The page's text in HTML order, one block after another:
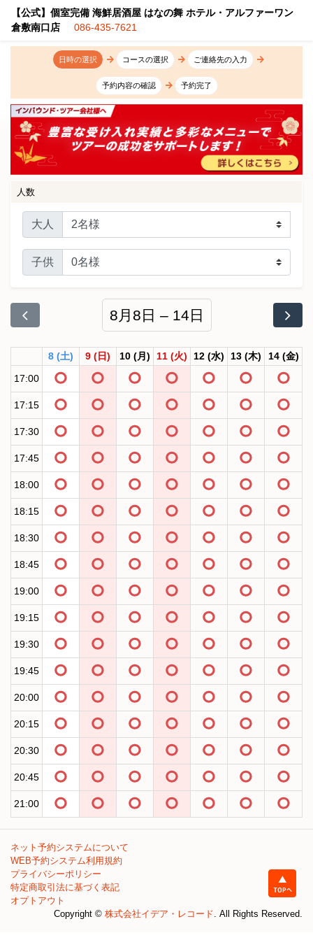
【公式】個室完備 海鮮居酒屋 はなの舞 ホテル・アルファーワン
倉敷南口店
086-435-7621
日時の選択 コースの選択 ご連絡先の入力
予約内容の確認 予約完了
人数
大人
子供
8月8日 – 14日
8 (土) 9 (日) 10 (月) 11 (火) 12 (水) 13 (木) 14 (金)
17:00
17:15
17:30
17:45
18:00
18:15
18:30
18:45
19:00
19:15
19:30
19:45
20:00
20:15
20:30
20:45
21:00
ネット予約システムについて
WEB予約システム利用規約
プライバシーポリシー
特定商取引法に基づく表記
オプトアウト
Copyright © 株式会社イデア・レコード . All Rights Reserved.